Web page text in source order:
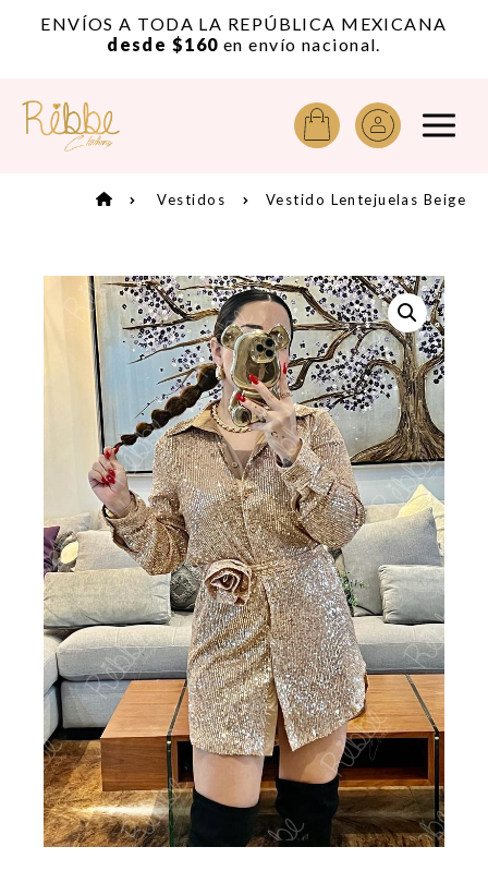
ENVÍOS A TODA LA REPÚBLICA MEXICANA
desde $160 en envío nacional.
Vestidos Vestido Lentejuelas Beige